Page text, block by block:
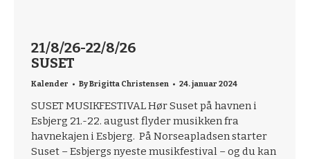
21/8/26-22/8/26
SUSET
Kalender ByBrigitta Christensen 24. januar 2024
SUSET MUSIKFESTIVAL Hør Suset på havnen i
Esbjerg 21.-22. august flyder musikken fra
havnekajen i Esbjerg. På Norseapladsen starter
Suset – Esbjergs nyeste musikfestival – og du kan